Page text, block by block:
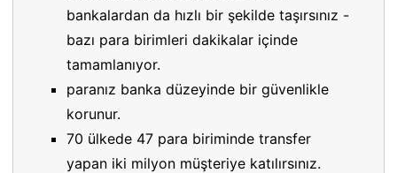
bankalardan da hızlı bir şekilde taşırsınız -
bazı para birimleri dakikalar içinde
tamamlanıyor.
paranız banka düzeyinde bir güvenlikle
korunur.
70 ülkede 47 para biriminde transfer
yapan iki milyon müşteriye katılırsınız.